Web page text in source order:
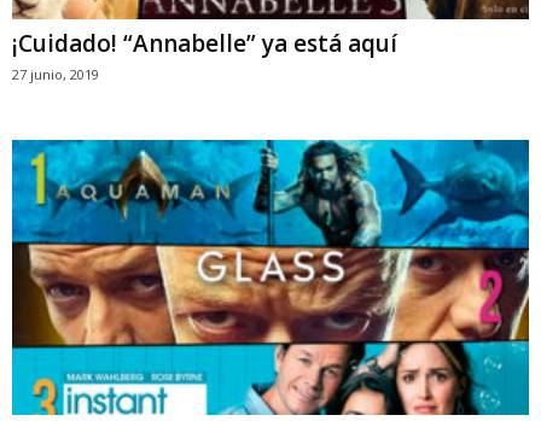
¡Cuidado! “Annabelle” ya está aquí
27 junio, 2019